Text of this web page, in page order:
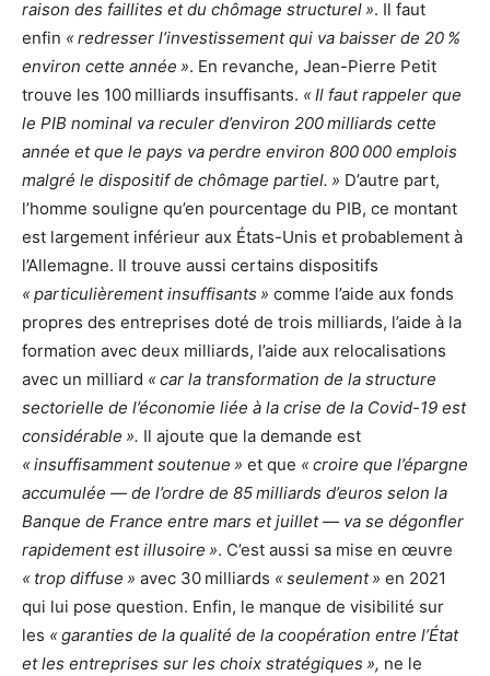
raison des faillites et du chômage structurel ». Il faut
enfin « redresser l’investissement qui va baisser de 20 %
environ cette année ». En revanche, Jean-Pierre Petit
trouve les 100 milliards insuffisants. « Il faut rappeler que
le PIB nominal va reculer d’environ 200 milliards cette
année et que le pays va perdre environ 800 000 emplois
malgré le dispositif de chômage partiel. » D’autre part,
l’homme souligne qu’en pourcentage du PIB, ce montant
est largement inférieur aux États-Unis et probablement à
l’Allemagne. Il trouve aussi certains dispositifs
« particulièrement insuffisants » comme l’aide aux fonds
propres des entreprises doté de trois milliards, l’aide à la
formation avec deux milliards, l’aide aux relocalisations
avec un milliard « car la transformation de la structure
sectorielle de l’économie liée à la crise de la Covid-19 est
considérable ». Il ajoute que la demande est
« insuffisamment soutenue » et que « croire que l’épargne
accumulée — de l’ordre de 85 milliards d’euros selon la
Banque de France entre mars et juillet — va se dégonfler
rapidement est illusoire ». C’est aussi sa mise en œuvre
« trop diffuse » avec 30 milliards « seulement » en 2021
qui lui pose question. Enfin, le manque de visibilité sur
les « garanties de la qualité de la coopération entre l’État
et les entreprises sur les choix stratégiques », ne le